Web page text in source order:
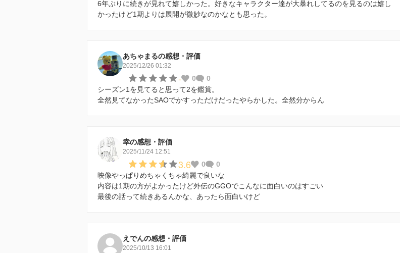
6年ぶりに続きが見れて嬉しかった。好きなキャラクター達が大暴れしてるのを見るのは嬉し
かったけど1期よりは展開が微妙なのかなとも思った。
あちゃまるの感想・評価
2025/12/26 01:32
- 0
0
シーズン1を見てると思って2を鑑賞。
全然見てなかったSAOでかすっただけだったやらかした。全然分からん
幸の感想・評価
2025/11/24 12:51
3.6 0
0
映像やっぱりめちゃくちゃ綺麗で良いな
内容は1期の方がよかったけど外伝のGGOでこんなに面白いのはすごい
最後の話って続きあるんかな、あったら面白いけど
えでんの感想・評価
2025/10/13 16:01